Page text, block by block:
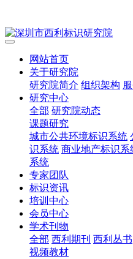
网站首页
关于研究院
研究院简介 组织架构
研究中心
全部 研究院动态
课题研究
城市公共环境标识系统
识系统 商业地产标识系
系统
专家团队
标识资讯
培训中心
会员中心
学术刊物
全部 西利期刊 西利丛书
视频教材